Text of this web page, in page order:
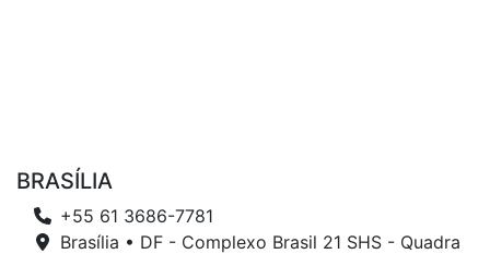
BRASÍLIA
+55 61 3686-7781
Brasília • DF - Complexo Brasil 21 SHS - Quadra